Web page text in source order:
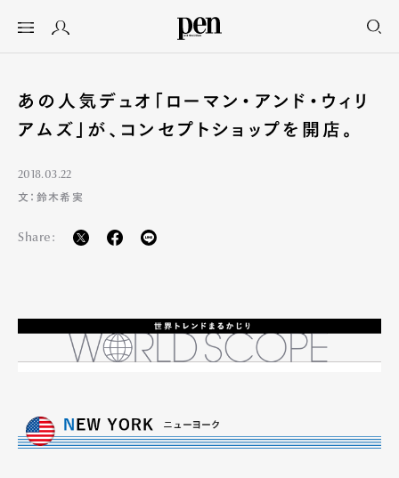
あの人気デュオ「ローマン・アンド・ウィリ
アムズ」が、コンセプトショップを開店。
2018.03.22
文：鈴木希実
Share: